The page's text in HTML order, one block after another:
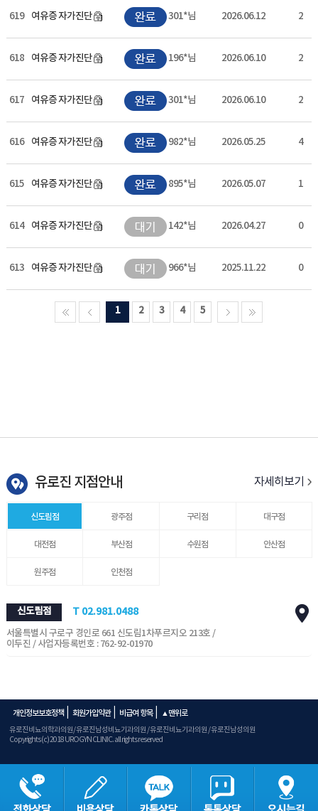
619 여유증 자가진단 301*님 2026.06.12 2
618 여유증 자가진단 196*님 2026.06.10 2
617 여유증 자가진단 301*님 2026.06.10 2
616 여유증 자가진단 982*님 2026.05.25 4
615 여유증 자가진단 895*님 2026.05.07 1
614 여유증 자가진단 142*님 2026.04.27 0
613 여유증 자가진단 966*님 2025.11.22 0
1 2 3 4 5
유로진 지점안내 자세히보기
신도림점 광주점 구리점 대구점
대전점 부산점 수원점 안산점
원주점 인천점
신도림점 T 02.981.0488
서울특별시 구로구 경인로 661 신도림1차푸르지오 213호 /
이두진 / 사업자등록번호 : 762-92-01970
개인정보보호정책| 회원가입약관| 비급여 항목| ▲맨위로
유로진비뇨의학과의원/ 유로진남성비뇨기과의원 / 유로진비뇨기과의원 / 유로진남성의원
Copyrights (c) 2018 UROGYN CLINIC. all rights reserved